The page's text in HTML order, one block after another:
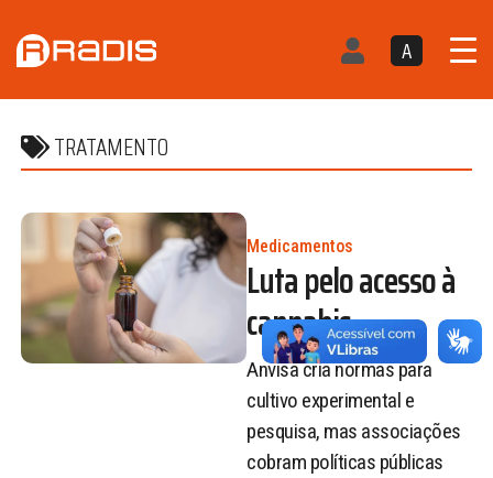
A
TRATAMENTO
Medicamentos
Luta pelo acesso à
cannabis
Anvisa cria normas para
cultivo experimental e
pesquisa, mas associações
cobram políticas públicas